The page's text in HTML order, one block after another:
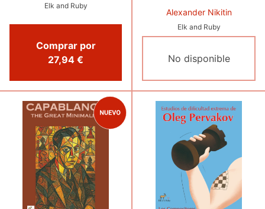
Elk and Ruby
Comprar por
27,94 €
Alexander Nikitin
Elk and Ruby
No disponible